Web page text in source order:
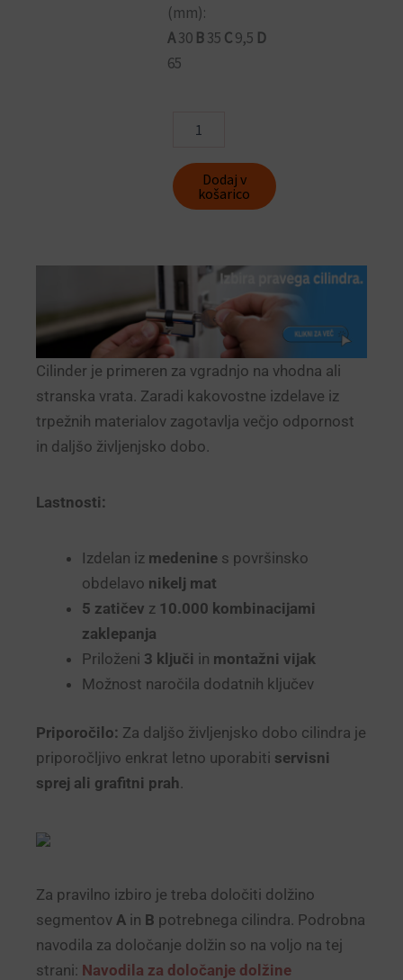
(mm):
A30 B35 C9,5 D
65
vložek
050
B-
Pack
(30
mm)
količina
Dodaj v
košarico
Cilinder je primeren za vgradnjo na vhodna ali
stranska vrata. Zaradi kakovostne izdelave iz
trpežnih materialov zagotavlja večjo odpornost
in daljšo življenjsko dobo.
Lastnosti:
Izdelan iz medenine s površinsko
obdelavo nikelj mat
5 zatičev z 10.000 kombinacijami
zaklepanja
Priloženi 3 ključi in montažni vijak
Možnost naročila dodatnih ključev
Priporočilo: Za daljšo življenjsko dobo cilindra je
priporočljivo enkrat letno uporabiti servisni
sprej ali grafitni prah.
Za pravilno izbiro je treba določiti dolžino
segmentov A in B potrebnega cilindra. Podrobna
navodila za določanje dolžin so na voljo na tej
strani: Navodila za določanje dolžine